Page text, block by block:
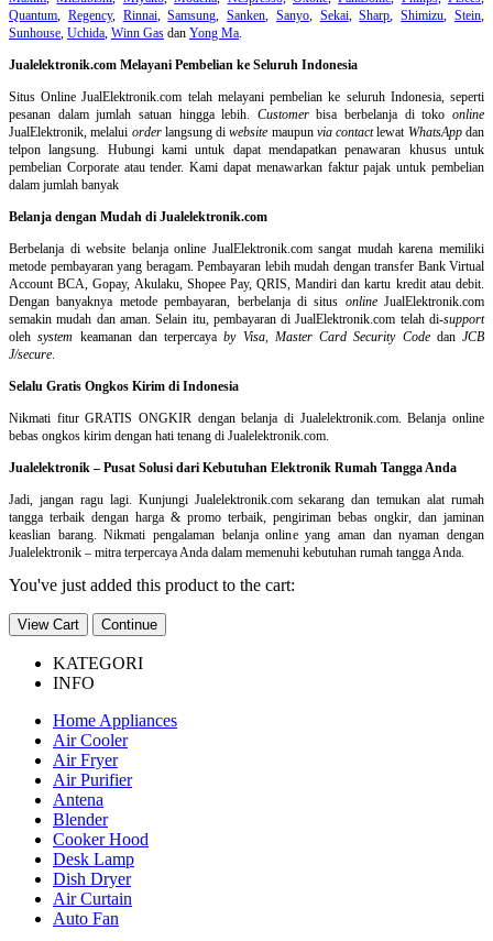
Quantum, Regency, Rinnai,Samsung,Sanken, Sanyo, Sekai,Sharp,Shimizu,Stein,
Sunhouse, Uchida, Winn Gas dan Yong Ma.
Jualelektronik.com Melayani Pembelian ke Seluruh Indonesia
Situs Online JualElektronik.com telah melayani pembelian ke seluruh Indonesia, seperti
pesanan dalam jumlah satuan hingga lebih. Customerbisa berbelanja di tokoonline
JualElektronik, melalui orderlangsung diwebsite maupun via contactlewat WhatsAppdan
telpon langsung. Hubungi kami untuk dapat mendapatkan penawaran khusus untuk
pembelian Corporate atau tender. Kami dapat menawarkan faktur pajak untuk pembelian
dalam jumlah banyak
Belanja dengan Mudah di Jualelektronik.com
Berbelanja diwebsite belanja online JualElektronik.com sangat mudah karena memiliki
metode pembayaran yang beragam. Pembayaran lebih mudah dengan transfer Bank Virtual
Account BCA, Gopay, Akulaku, Shopee Pay, QRIS, Mandiri dan kartu kredit atau debit.
Dengan banyaknya metode pembayaran, berbelanja di situs onlineJualElektronik.com
semakin mudah dan aman. Selain itu, pembayaran di JualElektronik.com telah di-support
olehsystem keamanan dan terpercayaby Visa, Master Card Security Codedan JCB
J/secure.
Selalu Gratis Ongkos Kirim di Indonesia
Nikmati fitur GRATIS ONGKIR dengan belanja di Jualelektronik.com. Belanja online
bebas ongkos kirim dengan hati tenang di Jualelektronik.com.
Jualelektronik – Pusat Solusi dari Kebutuhan Elektronik Rumah Tangga Anda
Jadi, jangan ragu lagi. Kunjungi Jualelektronik.com sekarang dan temukan alat rumah
tangga terbaik dengan harga & promo terbaik, pengiriman bebas ongkir, dan jaminan
keaslian barang. Nikmati pengalaman belanja online yang aman dan nyaman dengan
Jualelektronik – mitra terpercaya Anda dalam memenuhi kebutuhan rumah tangga Anda.
You've just added this product to the cart:
View Cart Continue
KATEGORI
INFO
Home Appliances
Air Cooler
Air Fryer
Air Purifier
Antena
Blender
Cooker Hood
Desk Lamp
Dish Dryer
Air Curtain
Auto Fan